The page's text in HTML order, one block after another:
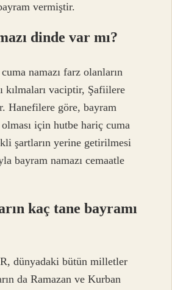
vermiştir.
dinde var mı?
namazı farz olanların
kılmaları vaciptir, Şafiilere
Hanefilere göre, bayram
olması için hutbe hariç cuma
şartların yerine getirilmesi
bayram namazı cemaatle
kaç tane bayramı
dünyadaki bütün milletler
da Ramazan ve Kurban